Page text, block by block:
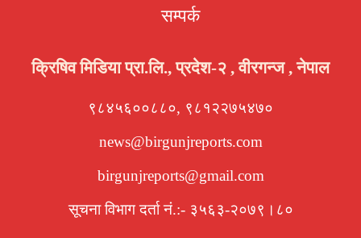
सम्पर्क
क्रिषिव मिडिया प्रा.लि., प्रदेश-२ , वीरगन्ज , नेपाल
९८४५६००८८०, ९८१२२७५४७०
news@birgunjreports.com
birgunjreports@gmail.com
सूचना विभाग दर्ता नं.:- ३५६३-२०७९।८०